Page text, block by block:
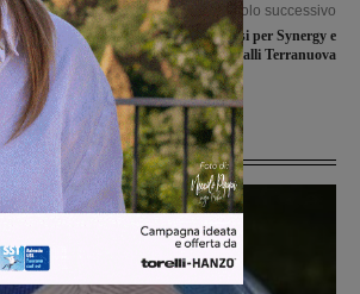
di una
e
Articolo successivo
Week-end senza sorrisi per Synergy e
Galli Terranuova